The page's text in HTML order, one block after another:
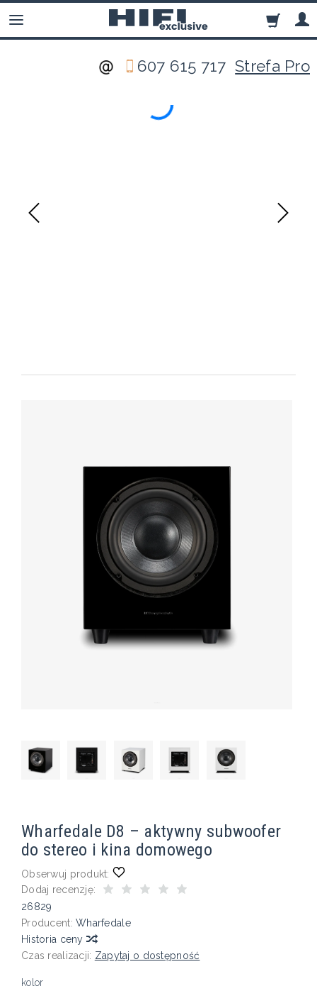
607 615 717Strefa Pro
Wharfedale D8 – aktywny subwoofer
do stereo i kina domowego
Obserwuj produkt:
Dodaj recenzję:
26829
Producent: Wharfedale
Historia ceny
Czas realizacji: Zapytaj o dostępność
kolor